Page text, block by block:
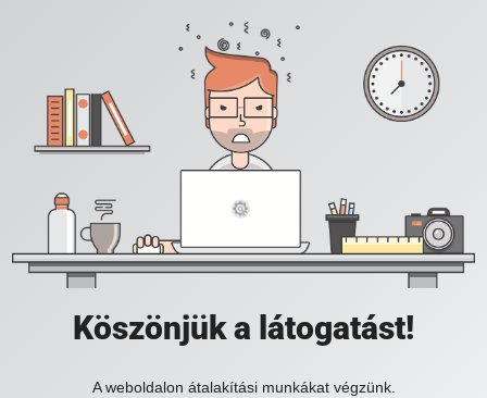
Köszönjük a látogatást!
A weboldalon átalakítási munkákat végzünk.